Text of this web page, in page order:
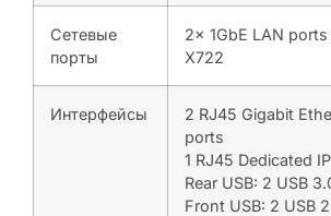
Сетевые
порты
2x 1GbE LAN
X722
Интерфейсы
2 RJ45 Gigabit
ports
1 RJ45 Dedicated
Rear USB: 2 USB
Front USB: 2 USB